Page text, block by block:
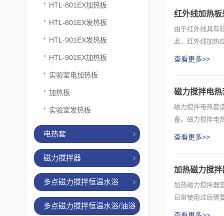
HTL-801EX加热板
HTL-801EX发热板
HTL-901EX发热板
HTL-901EX加热板
实验室电加热板
加热板
实验室发热板
电热套
磁力搅拌器
多点磁力搅拌恒温水浴
多点磁力搅拌恒温水浴/油浴
红外线加热
由于红外线具有
此，红外线加热
查看更多>>
磁力搅拌电
磁力搅拌电热套
备。磁力搅拌电
查看更多>>
加热磁力搅
加热磁力搅拌器
日常使用过后需